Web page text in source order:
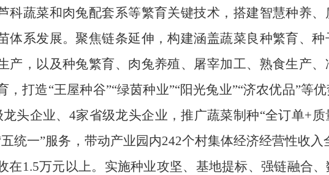
科蔬菜和肉兔配套系等繁育关键技术，搭建智慧种养、
体系发展。聚焦链条延伸，构建涵盖蔬菜良种繁育、
产，以及种兔繁育、肉兔养殖、屠宰加工、熟食生产
，打造“王屋种谷”“绿茵种业”“阳光兔业”“济农优品”等
龙头企业、4家省级龙头企业，推广蔬菜制种“全订单+
统一”服务，带动产业园内242个村集体经济经营性收
在1.5万元以上。实施种业攻坚、基地提标、强链融合